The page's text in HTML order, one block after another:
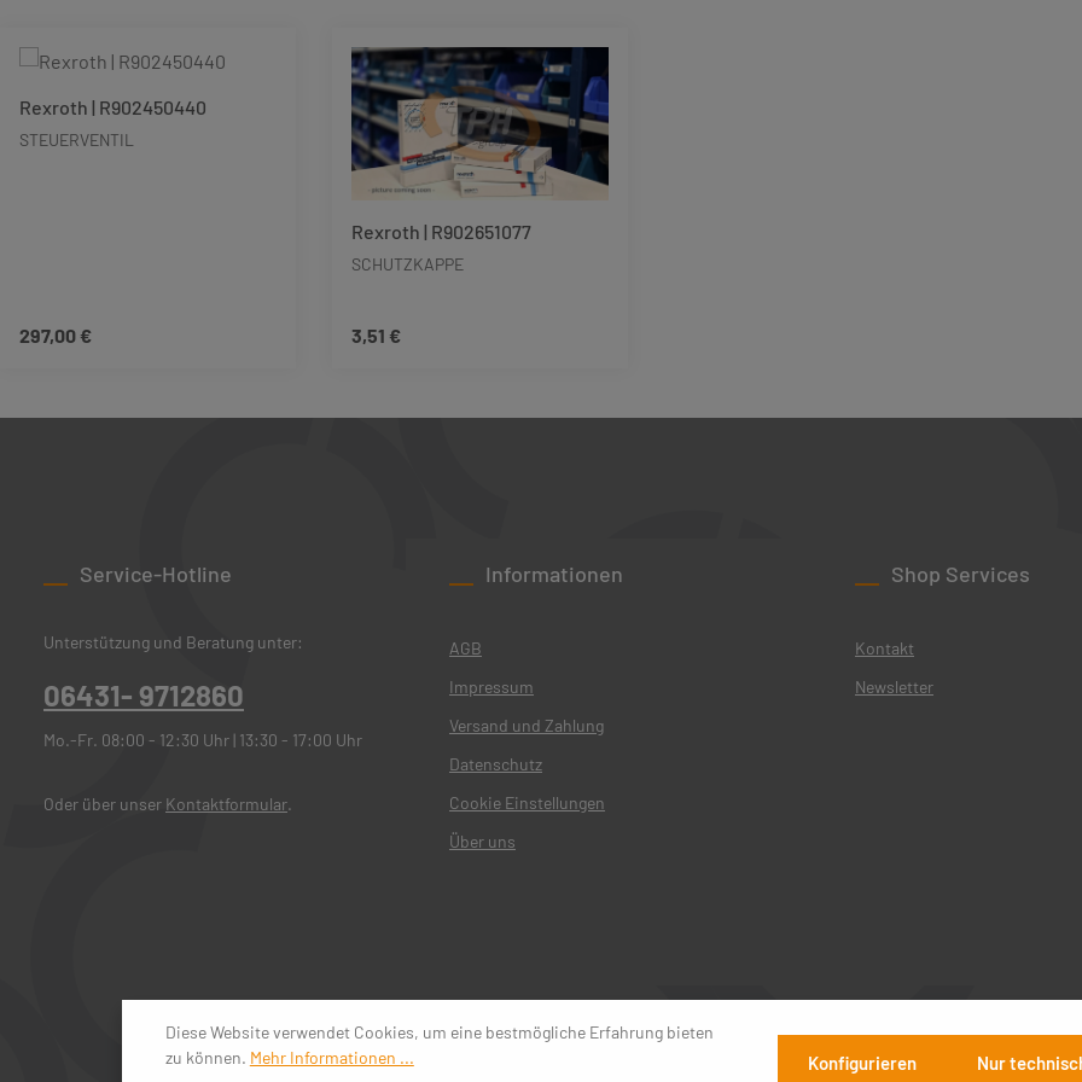
Rexroth | R902450440
STEUERVENTIL
Regulärer Preis:
297,00 €
Rexroth | R902651077
SCHUTZKAPPE
Regulärer Preis:
3,51 €
Service-Hotline
Unterstützung und Beratung unter:
06431- 9712860
Mo.-Fr. 08:00 - 12:30 Uhr | 13:30 - 17:00 Uhr
Oder über unser Kontaktformular.
Informationen
AGB
Impressum
Versand und Zahlung
Datenschutz
Cookie Einstellungen
Über uns
Shop Services
Kontakt
Newsletter
Diese Website verwendet Cookies, um eine bestmögliche Erfahrung bieten
zu können. Mehr Informationen ... Nur
Konfigurieren